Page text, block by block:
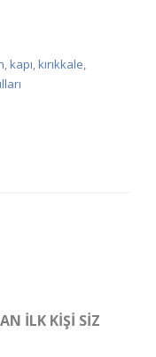
,kapı,kırıkkale,
ILK KIŞI SIZ